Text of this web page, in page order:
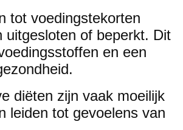
tot voedingstekorten
uitgesloten of beperkt. Dit
en een
diëten zijn vaak moeilijk
leiden tot gevoelens van